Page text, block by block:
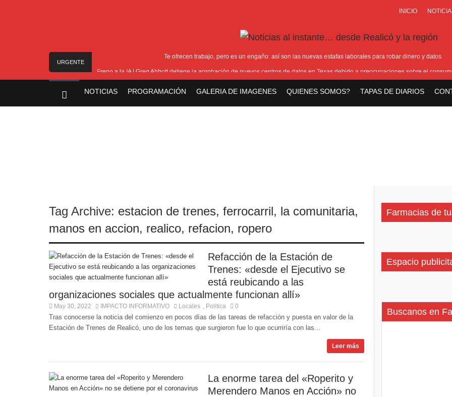
INICIO
URGENTE
Te ofrecen trabajo, pero es un engaño: así son las nuevas estafas laborales para robar dinero y datos
Freno a la IA | Greg Abbott detiene la aprobación de nuevos centros de datos en Texas debido a preocupaciones sobre el
NOTICIAS PROGRAMACIÓN GALERIA DE IMAGENES QUIENES SOMOS? TAPAS DE DIARIOS
Tag Archive: estacion de trenes, ferrocarril, la comunitaria,
manos en accion, realico, refacion, ropero
Refacción de la Estación de
Trenes: «desde el Ejecutivo se
está reubicando a las
organizaciones sociales que actualmente funcionan allí»
May 30, 2022 IMPACTO INFORMATIVO Locales Politica 0
Tras conocerse la noticia del comienzo en pocos días de las tareas de refacción y puesta en valor de la
Estación de Trenes de Realicó, uno de los temas que surgieron fue lo que ocurriría con las...
Leer más
La enorme tarea del «Roperito y
Merendero Manos en Acción» no
Farmacias de
Espacio
Buscanos en